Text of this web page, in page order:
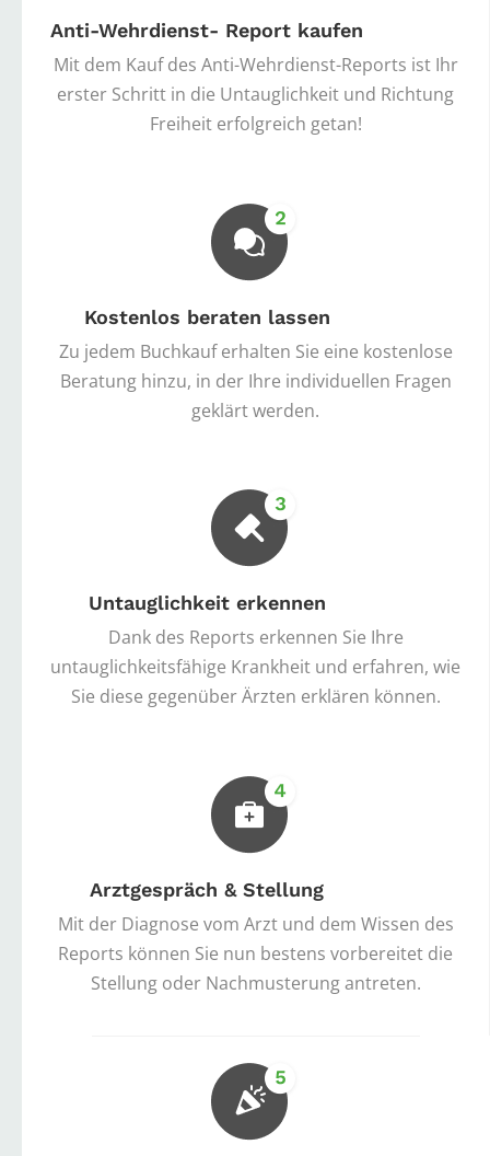
Anti-Wehrdienst- Report kaufen
Mit dem Kauf des Anti-Wehrdienst-Reports ist Ihr
erster Schritt in die Untauglichkeit und Richtung
Freiheit erfolgreich getan!
Kostenlos beraten lassen
Zu jedem Buchkauf erhalten Sie eine kostenlose
Beratung hinzu, in der Ihre individuellen Fragen
geklärt werden.
Untauglichkeit erkennen
Dank des Reports erkennen Sie Ihre
untauglichkeitsfähige Krankheit und erfahren, wie
Sie diese gegenüber Ärzten erklären können.
Arztgespräch & Stellung
Mit der Diagnose vom Arzt und dem Wissen des
Reports können Sie nun bestens vorbereitet die
Stellung oder Nachmusterung antreten.